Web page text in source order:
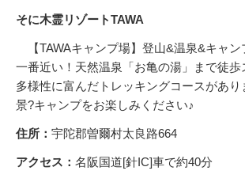
そに木霊リゾートTAWA
【TAWAキャンプ場】登山&温泉&キャン
一番近い！天然温泉「お亀の湯」まで徒歩
多様性に富んだトレッキングコースがあり
景?キャンプをお楽しみください♪
住所： 宇陀郡曽爾村太良路664
アクセス： 名阪国道[針IC]車で約40分